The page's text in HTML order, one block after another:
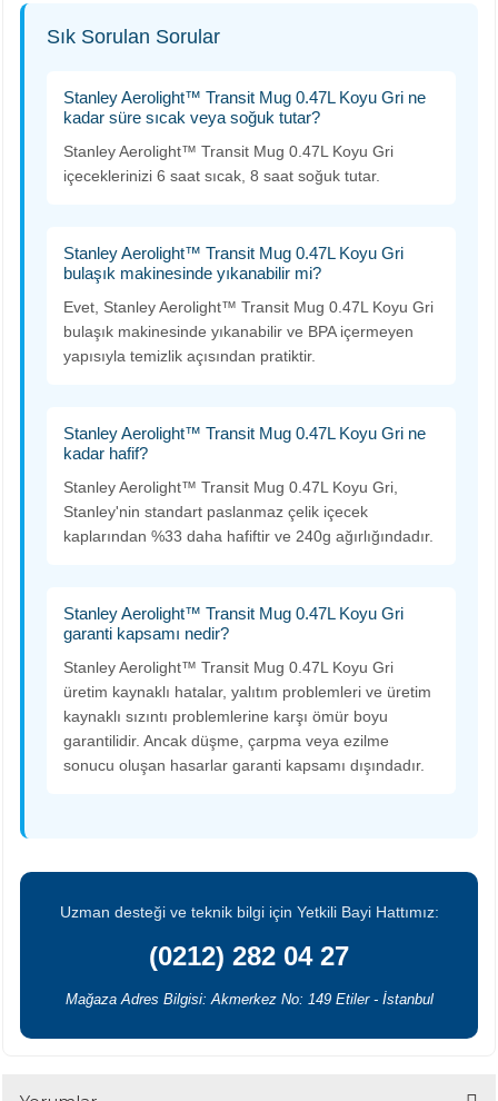
Sık Sorulan Sorular
Stanley Aerolight™ Transit Mug 0.47L Koyu Gri ne
kadar süre sıcak veya soğuk tutar?
Stanley Aerolight™ Transit Mug 0.47L Koyu Gri
içeceklerinizi 6 saat sıcak, 8 saat soğuk tutar.
Stanley Aerolight™ Transit Mug 0.47L Koyu Gri
bulaşık makinesinde yıkanabilir mi?
Evet, Stanley Aerolight™ Transit Mug 0.47L Koyu Gri
bulaşık makinesinde yıkanabilir ve BPA içermeyen
yapısıyla temizlik açısından pratiktir.
Stanley Aerolight™ Transit Mug 0.47L Koyu Gri ne
kadar hafif?
Stanley Aerolight™ Transit Mug 0.47L Koyu Gri,
Stanley'nin standart paslanmaz çelik içecek
kaplarından %33 daha hafiftir ve 240g ağırlığındadır.
Stanley Aerolight™ Transit Mug 0.47L Koyu Gri
garanti kapsamı nedir?
Stanley Aerolight™ Transit Mug 0.47L Koyu Gri
üretim kaynaklı hatalar, yalıtım problemleri ve üretim
kaynaklı sızıntı problemlerine karşı ömür boyu
garantilidir. Ancak düşme, çarpma veya ezilme
sonucu oluşan hasarlar garanti kapsamı dışındadır.
Uzman desteği ve teknik bilgi için Yetkili Bayi Hattımız:
(0212) 282 04 27
Mağaza Adres Bilgisi: Akmerkez No: 149 Etiler - İstanbul